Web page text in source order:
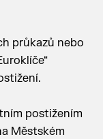
průkazů nebo
postižením
Městském